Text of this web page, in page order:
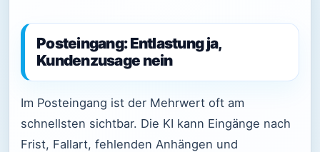
Posteingang: Entlastung ja,
Kundenzusage nein
Im Posteingang ist der Mehrwert oft am
schnellsten sichtbar. Die KI kann Eingänge nach
Frist, Fallart, fehlenden Anhängen und